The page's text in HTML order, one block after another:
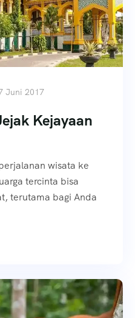
Juni 2017
Kejayaan
wisata ke
tercinta bisa
terutama bagi Anda